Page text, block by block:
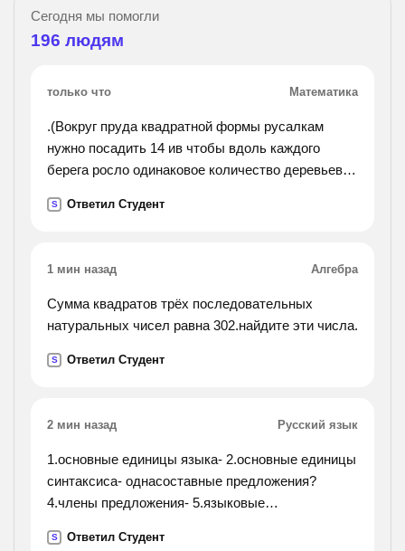
Сегодня мы помогли
196 людям
только что Математика
.(Вокруг пруда квадратной формы русалкам
нужно посадить 14 ив чтобы вдоль каждого
берега росло одинаковое количество деревьев.
S Ответил Студент
1 мин назад Алгебра
Сумма квадратов трёх последовательных
натуральных чисел равна 302.найдите эти числа.
S Ответил Студент
2 мин назад Русский язык
1.основные единицы языка- 2.основные единицы
синтаксиса- однасоставные предложения?
4.члены предложения- 5.языковые
вставить про пущенные слова на месте"__"
S Ответил Студент